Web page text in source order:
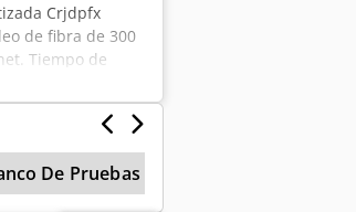
Crjdpfx
de fibra de 300
Tiempo de
HIGHYAG BIMO
puede ser
gratuito.
De Pruebas Bosch